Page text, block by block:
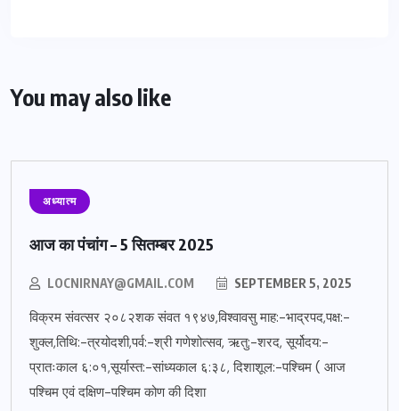
You may also like
अध्यात्म
आज का पंचांग – 5 सितम्बर 2025
LOCNIRNAY@GMAIL.COM SEPTEMBER 5, 2025
विक्रम संवत्सर २०८२शक संवत १९४७,विश्वावसु माह:-भाद्रपद,पक्ष:-
शुक्ल,तिथि:-त्रयोदशी,पर्व:-श्री गणेशोत्सव, ऋतु:-शरद, सूर्योदय:-
प्रातःकाल ६:०१,सूर्यास्त:-सांध्यकाल ६:३८, दिशाशूल:-पश्चिम ( आज
पश्चिम एवं दक्षिण-पश्चिम कोण की दिशा